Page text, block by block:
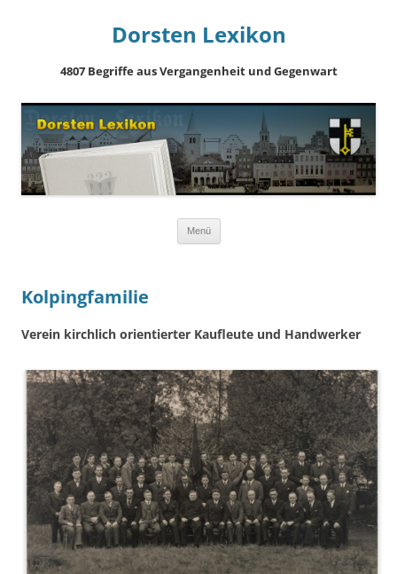
Dorsten Lexikon
4807 Begriffe aus Vergangenheit und Gegenwart
Menü
Kolpingfamilie
Verein kirchlich orientierter Kaufleute und Handwerker